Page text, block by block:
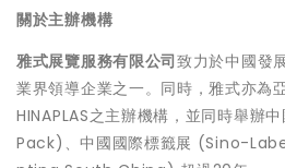
關於主辦機構
雅式展覽服務有限公司致力於中國發
業界領導企業之一。同時，雅式亦為
HINAPLAS之主辦機構，並同時舉辦
Pack)、中國國際標籤展 (Sino-